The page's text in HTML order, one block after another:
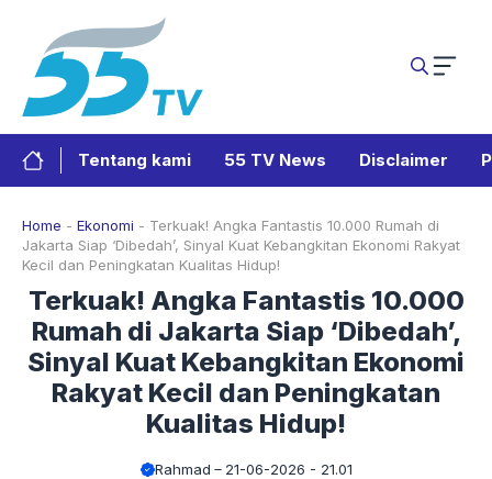
Tentang kami 55 TV News Disclaimer
Home - Ekonomi - Terkuak! Angka Fantastis 10.000 Rumah di
Jakarta Siap ‘Dibedah’, Sinyal Kuat Kebangkitan Ekonomi Rakyat
Kecil dan Peningkatan Kualitas Hidup!
Terkuak! Angka Fantastis 10.000
Rumah di Jakarta Siap ‘Dibedah’,
Sinyal Kuat Kebangkitan Ekonomi
Rakyat Kecil dan Peningkatan
Kualitas Hidup!
Rahmad 21-06-2026 - 21.01